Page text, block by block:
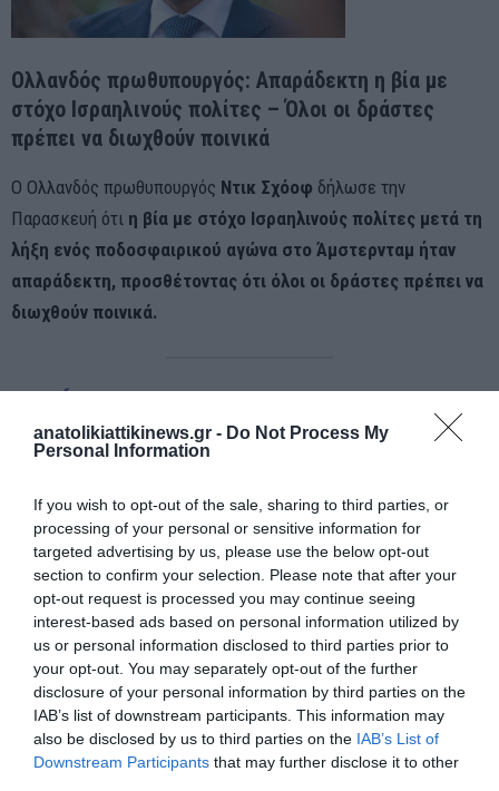
anatolikiattikinews.gr - Do Not Process My
Personal Information
If you wish to opt-out of the sale, sharing to third parties, or
processing of your personal or sensitive information for
targeted advertising by us, please use the below opt-out
section to confirm your selection. Please note that after your
opt-out request is processed you may continue seeing
interest-based ads based on personal information utilized by
us or personal information disclosed to third parties prior to
your opt-out. You may separately opt-out of the further
disclosure of your personal information by third parties on the
IAB’s list of downstream participants. This information may
also be disclosed by us to third parties on the IAB’s List of
Downstream Participants that may further disclose it to other
Ολλανδός πρωθυπουργός: Απαράδεκτη η βία με
στόχο Ισραηλινούς πολίτες – Όλοι οι δράστες
πρέπει να διωχθούν ποινικά
Ο Ολλανδός πρωθυπουργός Ντικ Σχόοφ δήλωσε την
Παρασκευή ότι η βία με στόχο Ισραηλινούς πολίτες μετά τη
λήξη ενός ποδοσφαιρικού αγώνα στο Άμστερνταμ ήταν
απαράδεκτη, προσθέτοντας ότι όλοι οι δράστες πρέπει να
διωχθούν ποινικά.
INMIGRANTES ESTÁN INTENTANDO LINCHAR
HASTA AHORA HAY NOTICIAS DE GENTE
ESPERANDO CON CUCHILLOS EN LOS
CALLEJONES, ESTAMPIDAS, PETARDOS
LANZADOS EN LOS
HOTELES.PIC.TWITTER.COM/GOB5CGOSXX
— VICENTE (@VCCASTILLOR)NOVEMBER 8,
2024